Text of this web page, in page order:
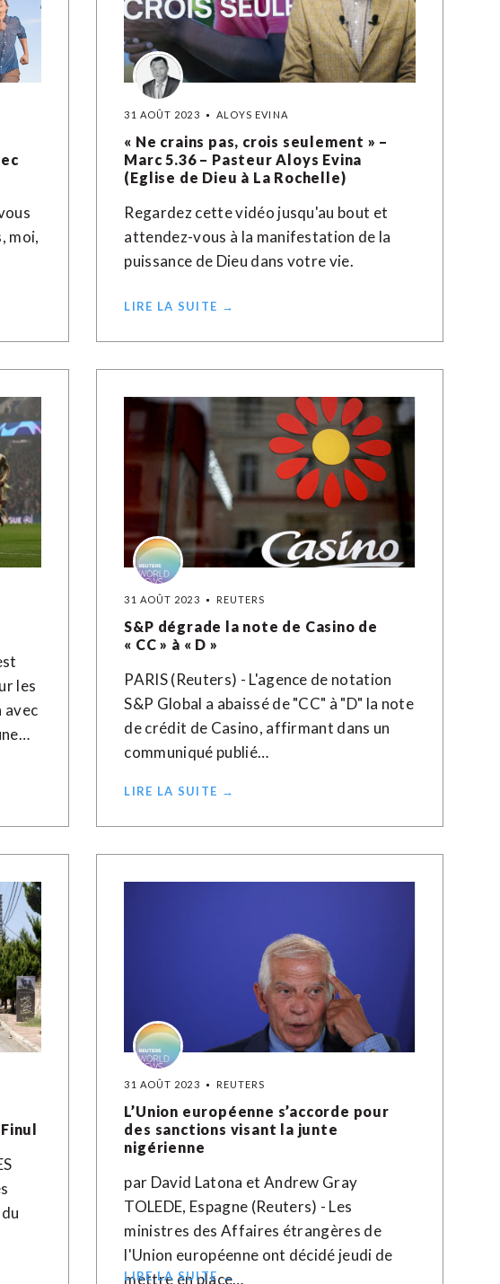
moi,
31 AOÛT 2023 ALOYS EVINA
« Ne crains pas, crois seulement » –
Marc 5.36 – Pasteur Aloys Evina
(Eglise de Dieu à La Rochelle)
Regardez cette vidéo jusqu'au bout et
attendez-vous à la manifestation de la
puissance de Dieu dans votre vie.
LIRE LA SUITE →
les
avec
31 AOÛT 2023 REUTERS
S&P dégrade la note de Casino de
« CC » à « D »
PARIS (Reuters) - L'agence de notation
S&P Global a abaissé de "CC" à "D" la note
de crédit de Casino, affirmant dans un
communiqué publié…
LIRE LA SUITE →
31 AOÛT 2023 REUTERS
L’Union européenne s’accorde pour
des sanctions visant la junte
nigérienne
par David Latona et Andrew Gray
TOLEDE, Espagne (Reuters) - Les
ministres des Affaires étrangères de
l'Union européenne ont décidé jeudi de
mettre en place…
LIRE LA SUITE →